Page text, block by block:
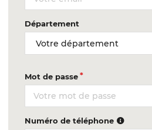
Département
Mot de passe
Numéro de téléphone